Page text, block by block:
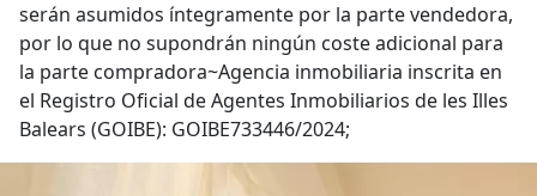
serán asumidos íntegramente por la parte vendedora,
por lo que no supondrán ningún coste adicional para
la parte compradora~Agencia inmobiliaria inscrita en
el Registro Oficial de Agentes Inmobiliarios de les Illes
Balears (GOIBE): GOIBE733446/2024;